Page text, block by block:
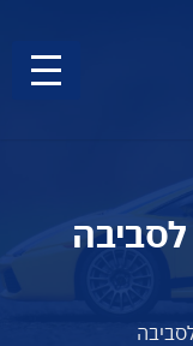
לסביבה